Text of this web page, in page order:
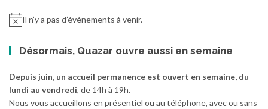
Il n’y a pas d’évènements à venir.
Désormais, Quazar ouvre aussi en semaine
Depuis juin, un accueil permanence est ouvert en semaine, du
lundi au vendredi, de 14h à 19h.
Nous vous accueillons en présentiel ou au téléphone, avec ou sans